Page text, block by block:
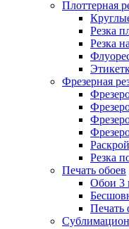
Плоттерная
Резка
Резка
Фрезерная
Резка
Печать обоев
Обои 3
Печать